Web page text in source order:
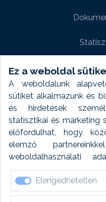
Ez a weboldal
A weboldalunk
sütiket alkalmazunk és
és hirdetések
statisztikai és marketing
előfordulhat, hogy
elemző
weboldalhasználati
forrásokból gyűjtött
elfogadásával
ezen adatokat 6 hónap
Elengedhetetlen